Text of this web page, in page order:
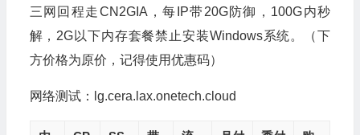
三网回程走CN2GIA，每IP带20G防御，100G内秒
解，2G以下内存套餐禁止安装Windows系统。（下
方价格为原价，记得使用优惠码）
网络测试：lg.cera.lax.onetech.cloud